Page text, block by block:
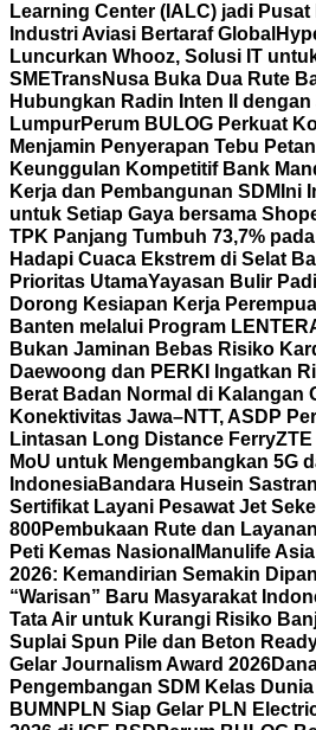
Learning Center (IALC) jadi
Industri Aviasi Bertaraf Global
Luncurkan Whooz, Solusi IT
SMETransNusa Buka Dua Rute
Hubungkan Radin Inten II
LumpurPerum BULOG Perkuat
Menjamin Penyerapan Tebu
Keunggulan Kompetitif Bank
Kerja dan Pembangunan SDM Ini
untuk Setiap Gaya bersama
TPK Panjang Tumbuh 73,7%
Hadapi Cuaca Ekstrem di Selat
Prioritas UtamaYayasan Bulir
Dorong Kesiapan Kerja
Banten melalui Program
Bukan Jaminan Bebas Risiko
Daewoong dan PERKI Ingatkan
Berat Badan Normal di Kalangan
Konektivitas Jawa–NTT, ASDP
Lintasan Long Distance Ferry
MoU untuk Mengembangkan 5G
IndonesiaBandara Husein
Sertifikat Layani Pesawat Jet
800Pembukaan Rute dan
Peti Kemas Nasional Manulife
2026: Kemandirian Semakin
“Warisan” Baru Masyarakat
Tata Air untuk Kurangi Risiko
Suplai Spun Pile dan Beton
Gelar Journalism Award 2026
Pengembangan SDM Kelas
BUMN PLN Siap Gelar PLN